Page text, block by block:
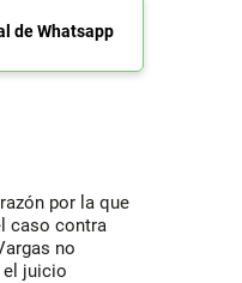
de Whatsapp
por la que
caso contra
no
el juicio